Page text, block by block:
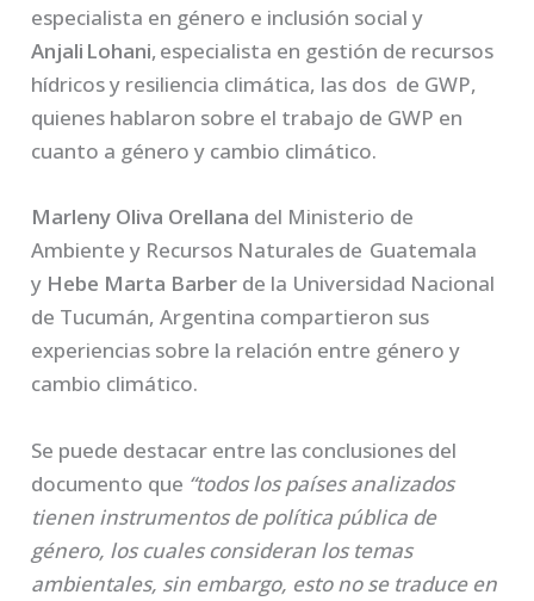
especialista en género e inclusión social y
Anjali Lohani, especialista en gestión de recursos
hídricos y resiliencia climática, las dos de GWP,
quienes hablaron sobre el trabajo de GWP en
cuanto a género y cambio climático.
Marleny Oliva Orellana del Ministerio de
Ambiente y Recursos Naturales de Guatemala
y Hebe Marta Barber de la Universidad Nacional
de Tucumán, Argentina compartieron sus
experiencias sobre la relación entre género y
cambio climático.
Se puede destacar entre las conclusiones del
documento que “todos los países analizados
tienen instrumentos de política pública de
género, los cuales consideran los temas
ambientales, sin embargo, esto no se traduce en